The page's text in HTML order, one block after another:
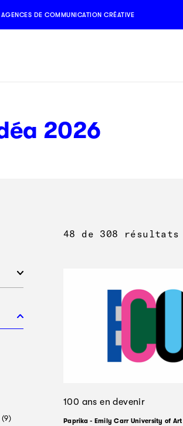
DE COMMUNICATION CRÉATIVE
2026
(9)
48 de 308 résultats
100 ans en devenir
Paprika - Emily Carr University of Art